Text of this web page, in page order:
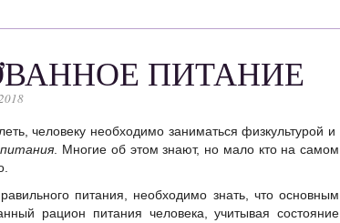
ПИТАНИЕ
человеку необходимо заниматься физкультурой и
. Многие об этом знают, но мало кто на самом
питания, необходимо знать, что основным
рацион питания человека, учитывая состояние